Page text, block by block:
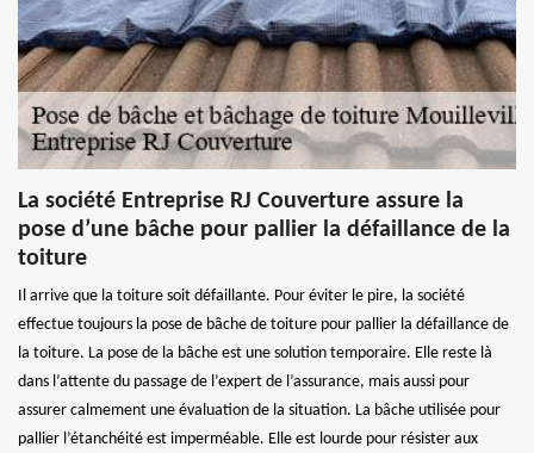
La société Entreprise RJ Couverture assure la
pose d’une bâche pour pallier la défaillance de la
toiture
Il arrive que la toiture soit défaillante. Pour éviter le pire, la société
effectue toujours la pose de bâche de toiture pour pallier la défaillance de
la toiture. La pose de la bâche est une solution temporaire. Elle reste là
dans l’attente du passage de l’expert de l’assurance, mais aussi pour
assurer calmement une évaluation de la situation. La bâche utilisée pour
pallier l’étanchéité est imperméable. Elle est lourde pour résister aux